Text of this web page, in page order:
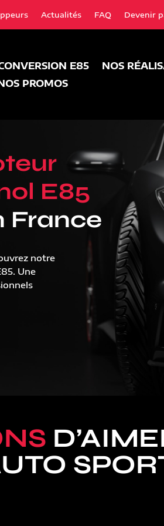
Actualités FAQ Devenir
E85
NOS
PROMOS
E85
France
notre
Une